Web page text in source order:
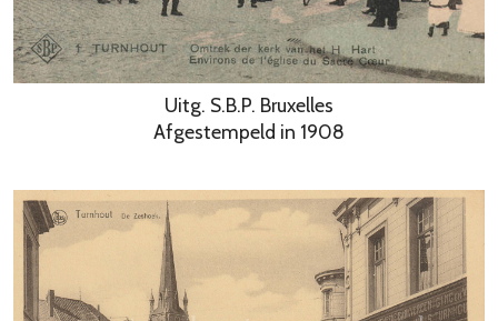
Uitg. S.B.P. Bruxelles
Afgestempeld in 1908